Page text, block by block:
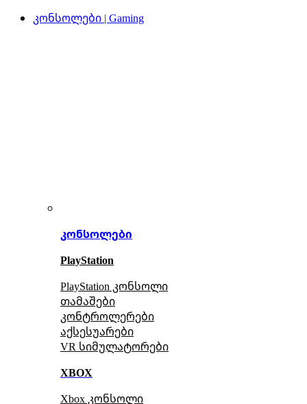
კონსოლები | Gaming
კონსოლები
PlayStation
PlayStation კონსოლი
თამაშები
კონტროლერები
აქსესუარები
VR სიმულატორები
XBOX
Xbox კონსოლი